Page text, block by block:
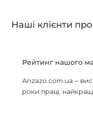
Наші клієнти
Рейтинг нашого
Anzazo.com.ua –
роки праці,